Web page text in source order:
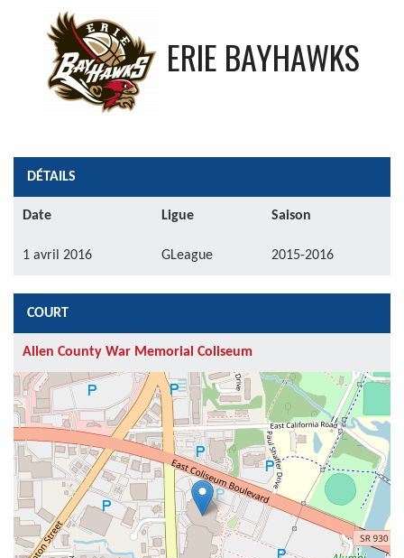
ERIE BAYHAWKS
DÉTAILS
Date Ligue Saison
1 avril 2016 GLeague 2015-2016
COURT
Allen County War Memorial Coliseum